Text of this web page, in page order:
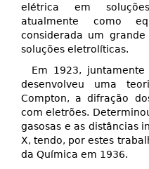
elétrica em
atualmente como
considerada um
soluções eletrolíticas.
Em 1923,
desenvolveu uma
Compton, a difração
com eletrões.
gasosas e as distâncias
X, tendo, por estes
da Química em 1936.